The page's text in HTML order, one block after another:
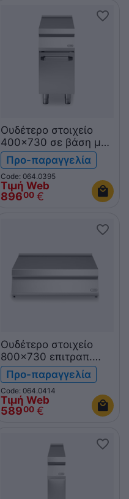
Ουδέτερο στοιχείο
400x730 σε βάση με
πόρτα R70/40PLN/P
ROC700
Προ-παραγγελία
Code: 064.0395
Τιμή Web
89600 €
Ουδέτερο στοιχείο
800x730 επιτραπ.
R70/80PLN/T ROC700
Προ-παραγγελία
Code: 064.0414
Τιμή Web
58900 €